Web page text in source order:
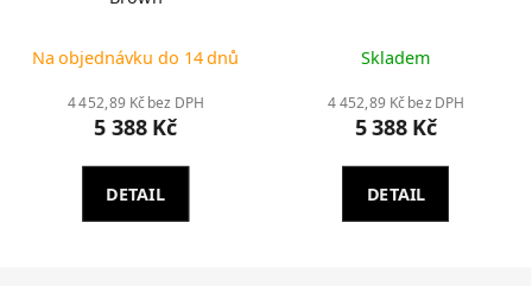
Na objednávku do 14 dnů
4 452,89 Kč bez DPH
5 388 Kč
DETAIL
Skladem
4 452,89 Kč bez DPH
5 388 Kč
DETAIL